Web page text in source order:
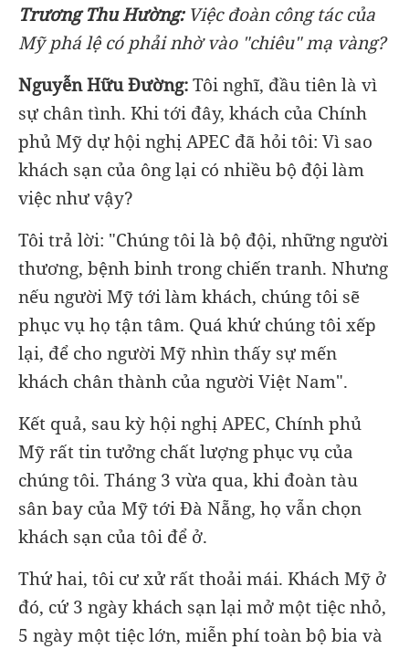
Trương Thu Hường:Việc đoàn công tác của
Mỹ phá lệ có phải nhờ vào "chiêu" mạ vàng?
Nguyễn Hữu Đường:Tôi nghĩ, đầu tiên là vì
sự chân tình. Khi tới đây, khách của Chính
phủ Mỹ dự hội nghị APEC đã hỏi tôi: Vì sao
khách sạn của ông lại có nhiều bộ đội làm
việc như vậy?
Tôi trả lời: "Chúng tôi là bộ đội, những người
thương, bệnh binh trong chiến tranh. Nhưng
nếu người Mỹ tới làm khách, chúng tôi sẽ
phục vụ họ tận tâm. Quá khứ chúng tôi xếp
lại, để cho người Mỹ nhìn thấy sự mến
khách chân thành của người Việt Nam".
Kết quả, sau kỳ hội nghị APEC, Chính phủ
Mỹ rất tin tưởng chất lượng phục vụ của
chúng tôi. Tháng 3 vừa qua, khi đoàn tàu
sân bay của Mỹ tới Đà Nẵng, họ vẫn chọn
khách sạn của tôi để ở.
Thứ hai, tôi cư xử rất thoải mái. Khách Mỹ ở
đó, cứ 3 ngày khách sạn lại mở một tiệc nhỏ,
5 ngày một tiệc lớn, miễn phí toàn bộ bia và